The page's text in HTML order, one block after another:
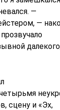
—
—
сцену и «Эх,